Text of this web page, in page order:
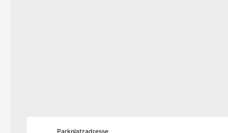
Parkplatzadresse